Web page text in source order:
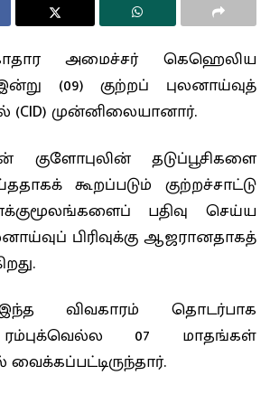
அமைச்சர் கெஹெலிய
(09) குற்றப் புலனாய்வுத்
முன்னிலையானார்.
குளோபுலின் தடுப்பூசிகளை
கூறப்படும் குற்றச்சாட்டு
பதிவு செய்ய
பிரிவுக்கு ஆஜரானதாகத்
விவகாரம் தொடர்பாக
07 மாதங்கள்